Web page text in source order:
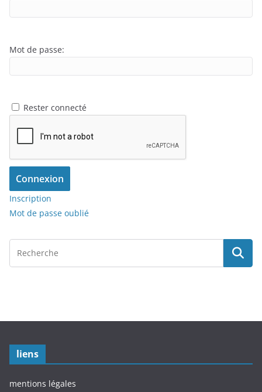
Mot de passe:
Rester connecté
Connexion
Inscription
Mot de passe oublié
liens
mentions légales